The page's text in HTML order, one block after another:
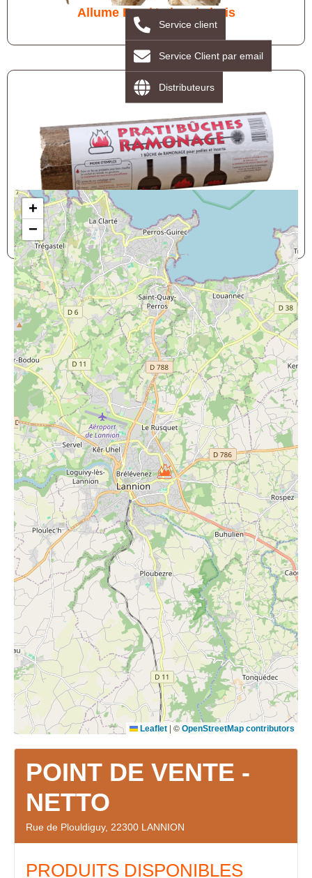
Allume Feu / Laine de bois
Bûche de ramonage
+
−
Leaflet | © OpenStreetMap contributors
POINT DE VENTE -
NETTO
Rue de Plouldiguy, 22300 LANNION
PRODUITS DISPONIBLES
Service client
Service Client par email
Distributeurs